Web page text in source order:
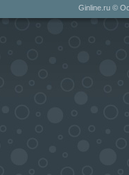
Ginline.ru ©